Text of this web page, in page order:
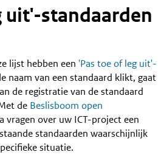
uit'-standaarden
lijst hebben een 'Pas toe of leg uit'-
naam van een standaard klikt, gaat
de registratie van de standaard
de Beslisboom open
vragen over uw ICT-project een
standaarden waarschijnlijk
situatie.